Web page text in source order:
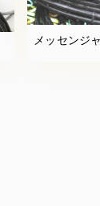
メッセンジ